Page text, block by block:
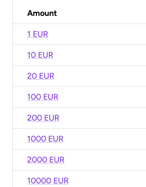
Amount
1 EUR
10 EUR
20 EUR
100 EUR
200 EUR
1000 EUR
2000 EUR
10000 EUR